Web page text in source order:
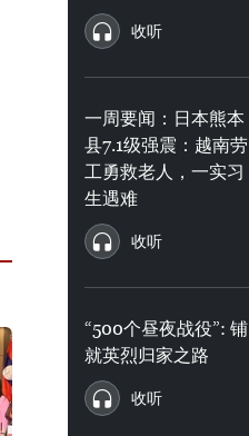
收听
一周要闻：日本熊本
县7.1级强震：越南劳
工勇救老人，一实习
生遇难
收听
“500个昼夜战役”: 铺
就英烈归家之路
收听